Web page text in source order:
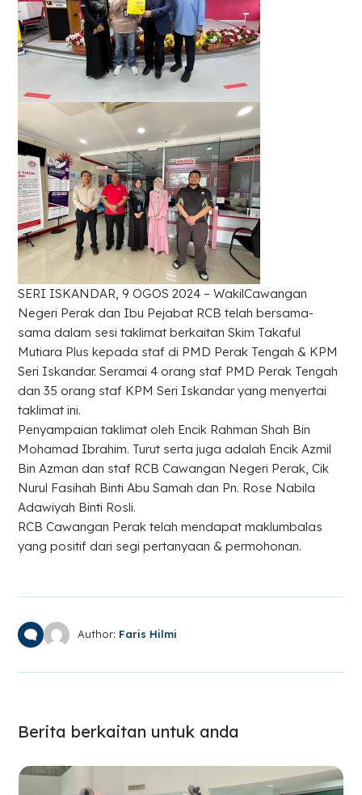
SERI ISKANDAR, 9 OGOS 2024 – WakilCawangan
Negeri Perak dan Ibu Pejabat RCB telah bersama-
sama dalam sesi taklimat berkaitan Skim Takaful
Mutiara Plus kepada staf di PMD Perak Tengah & KPM
Seri Iskandar. Seramai 4 orang staf PMD Perak Tengah
dan 35 orang staf KPM Seri Iskandar yang menyertai
taklimat ini.
Penyampaian taklimat oleh Encik Rahman Shah Bin
Mohamad Ibrahim. Turut serta juga adalah Encik Azmil
Bin Azman dan staf RCB Cawangan Negeri Perak, Cik
Nurul Fasihah Binti Abu Samah dan Pn. Rose Nabila
Adawiyah Binti Rosli.
RCB Cawangan Perak telah mendapat maklumbalas
yang positif dari segi pertanyaan & permohonan.
Author: Faris Hilmi
Berita berkaitan untuk anda